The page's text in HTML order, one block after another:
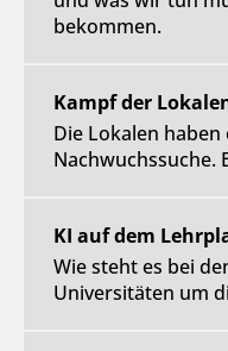
bekommen.
Kampf der
Die Lokalen
Nachwuchssuche.
KI auf dem
Wie steht es bei
Universitäten um